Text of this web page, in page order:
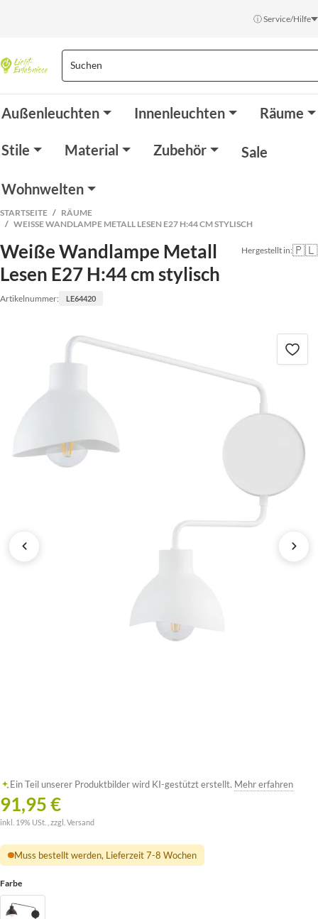
ⓘ Service/Hilfe
Außenleuchten Innenleuchten Räume
Stile Material Zubehör Sale
Wohnwelten
STARTSEITE
RÄUME
WEISSE WANDLAMPE METALL LESEN E27 H:44 CM STYLISCH
Weiße Wandlampe Metall
Lesen E27 H:44 cm stylisch
Artikelnummer: LE64420
Hergestellt in:🇵🇱
Ein Teil unserer Produktbilder wird KI-gestützt erstellt. Mehr erfahren
91,95 €
inkl. 19% USt. , zzgl. Versand
Muss bestellt werden, Lieferzeit 7-8 Wochen
Farbe